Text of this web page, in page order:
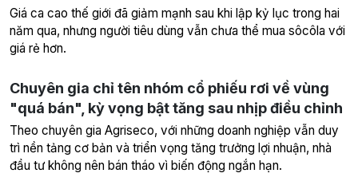
Giá ca cao thế giới đã giảm mạnh sau khi lập kỷ lục trong hai
năm qua, nhưng người tiêu dùng vẫn chưa thể mua sôcôla với
giá rẻ hơn.
Chuyên gia chỉ tên nhóm cổ phiếu rơi về vùng
"quá bán", kỳ vọng bật tăng sau nhịp điều chỉnh
Theo chuyên gia Agriseco, với những doanh nghiệp vẫn duy
trì nền tảng cơ bản và triển vọng tăng trưởng lợi nhuận, nhà
đầu tư không nên bán tháo vì biến động ngắn hạn.